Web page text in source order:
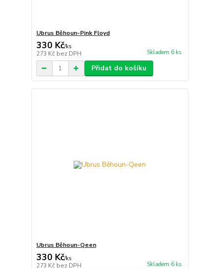
Ubrus Běhoun-Pink Floyd
330 Kč/ks
273 Kč bez DPH Skladem 6 ks
Přidat do košíku
Ubrus Běhoun-Qeen
330 Kč/ks
273 Kč bez DPH Skladem 6 ks